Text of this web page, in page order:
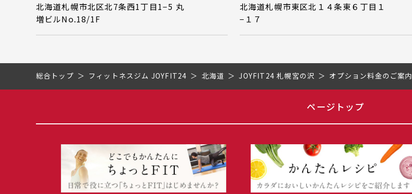
北海道札幌市北区北7条西1丁目1−5 丸
増ビルNo.18/1F
北海道札幌市東区北１４条東６丁目１
−１７
総合トップ フィットネスジム JOYFIT24 北海道 JOYFIT24 札幌宮の沢 オプション料金のご案内
ページトップ